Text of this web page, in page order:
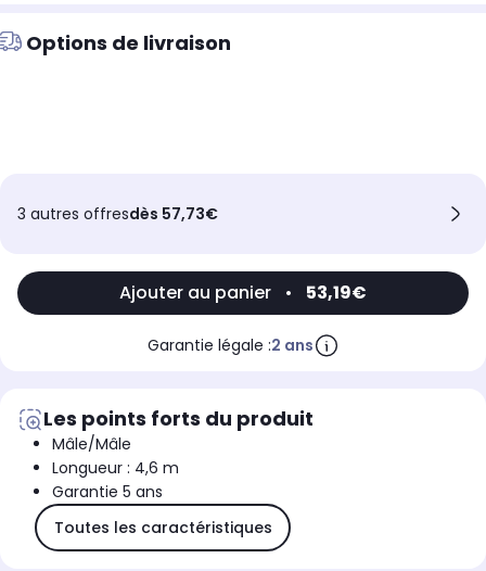
Options de livraison
3 autres offresdès 57,73€
Ajouter au panier • 53,19€
Garantie légale :2 ans
Les points forts du produit
Mâle/Mâle
Longueur : 4,6 m
Garantie 5 ans
Toutes les caractéristiques